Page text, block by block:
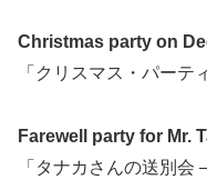
Christmas party on
「クリスマス・パーテ
Farewell party for Mr.
「タナカさんの送別会